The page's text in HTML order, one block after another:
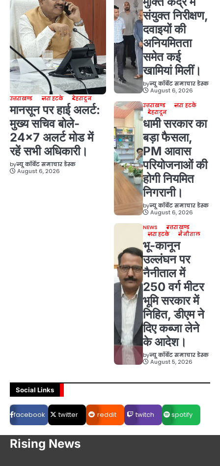
उत्तराखण्ड ज़रा हटके देहरादून
मानसून पर हाई अलर्ट:
मुख्य सचिव बोले-
24×7 अलर्ट मोड में
रहें सभी अधिकारी।
byन्यू कॉर्बेट समाचार डेस्क
August 6, 2026
संयुक्त निरीक्षण,
दवाइयों की
अनियमितता
समेत कई
खामियां मिलीं।
byन्यू कॉर्बेट समाचार डेस्क
August 6, 2026
उत्तराखण्ड
ज़रा हटके
देहरादून
धामी सरकार का
बड़ा फैसला,
PM आवास
परियोजनाओं की
होगी नियमित
निगरानी।
byन्यू कॉर्बेट समाचार डेस्क
August 6, 2026
NEWS
उत्तराखण्ड
ज़रा हटके
नैनीताल
भू-कानून
उल्लंघन पर
नैनीताल में
250 वर्ग मीटर
भूमि सरकार में
निहित, डीएम ने
दिए कब्जा लेने
के आदेश।
byन्यू कॉर्बेट समाचार डेस्क
August 5, 2026
Social Links
facebook twitter reddit twitch spotify
Rising News